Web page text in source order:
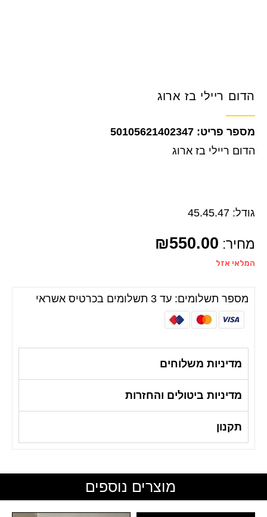
הדום ריילי בז ארוג
50105621402347
הדום ריילי בז ארוג
גודל: 45.45.47
מחיר: ₪550.00
המלאי אזל
מספר תשלומים: עד 3 תשלומים בכרטיס אשראי
מדיניות משלוחים
מדיניות ביטולים והחזרות
תקנון
מוצרים נוספים